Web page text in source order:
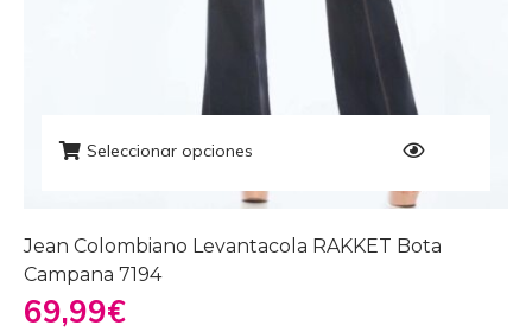
Seleccionar opciones
Jean Colombiano Levantacola RAKKET Bota
Campana 7194
69,99€